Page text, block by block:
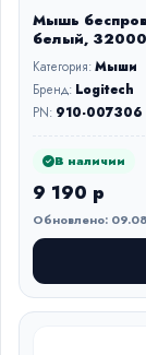
Мышь
белый, 32000
Категория:Мыши
Бренд: Logitech
PN: 910-007306
В наличии
9 190 р
Обновлено: